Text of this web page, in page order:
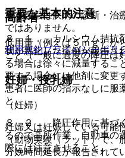
高齢者
低用量（例えば５ｍｇ）か
こと（一般に過度の降圧は
妊婦・授乳婦
（妊婦）
妊婦又は妊娠している可能
（動物実験（ラット）で、
分娩時間延長が報告されて
重要な基本的注意
８．１． カルシウム拮抗
状が悪化した症例が報告さ
る場合は徐々に減量するこ
要する場合には他剤に変更
患者に医師の指示なしに服
と。
８．２． 降圧作用に基づ
るので高所作業、自動車の
際には注意させること。
※本製品は疾病の診断・治
ではありません。
利用規約プライバシーポリ